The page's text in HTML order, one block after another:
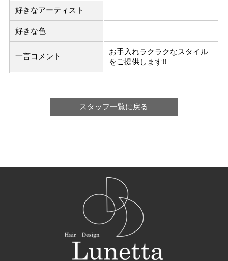
好きなアーティスト
好きな色
一言コメント
お手入れラクラクなスタイル
をご提供します!!
スタッフ一覧に戻る